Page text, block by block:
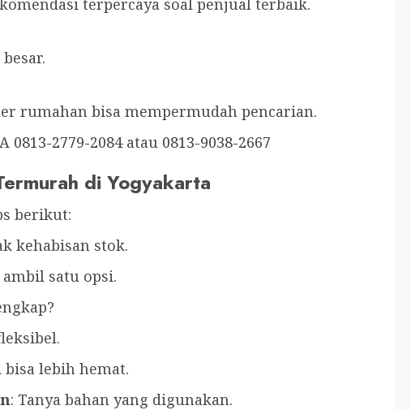
terpercaya soal penjual terbaik.
rumahan bisa mempermudah pencarian.
0813-2779-2084atau 0813-9038-2667
di Yogyakarta
berikut:
kehabisan stok.
ambil satu opsi.
lebih hemat.
: Tanya bahan yang digunakan.